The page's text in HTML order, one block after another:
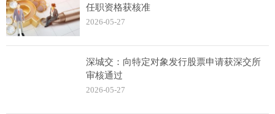
任职资格获核准
2026-05-27
深城交：向特定对象发行股票申请获深交所
审核通过
2026-05-27